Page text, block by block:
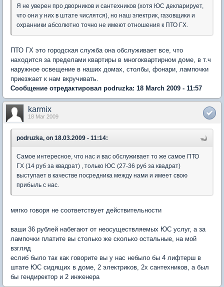
Я не уверен про дворников и сантехников (хотя ЮС декларирует,
что они у них в штате числятся), но наш электрик, газовщики и
охранники абсолютно точно не имеют отношения к ПТО ГХ.
ПТО ГХ это городская служба она обслуживает все, что
находится за пределами квартиры в многоквартирном доме, в т.ч
наружное освещение в наших домах, столбы, фонари, лампочки
приезжает к нам вкручивать.
Сообщение отредактировал podruzka: 18 March 2009 - 11:57
karmix
18 Mar 2009
podruzka, on 18.03.2009 - 11:14:
Самое интересное, что нас и вас обслуживает то же самое ПТО
ГХ (14 руб за квадрат) , только ЮС (27-36 руб за квадрат)
выступает в качестве посредника между нами и имеет свою
прибыль с нас.
мягко говоря не соответствует действительности
ваши 36 рублей набегают от неосуществляемых ЮС услуг, а за
лампочки платите вы столько же сколько остальные, на мой
взгляд
еслиб было так как говорите вы у нас небыло бы 4 лифтерш в
штате ЮС сидящих в доме, 2 электриков, 2х сантехников, а был
бы гендиректор и 2 инженера